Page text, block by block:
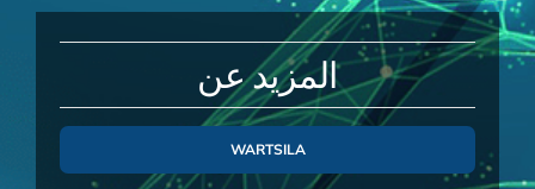
المزيد عن
WARTSILA